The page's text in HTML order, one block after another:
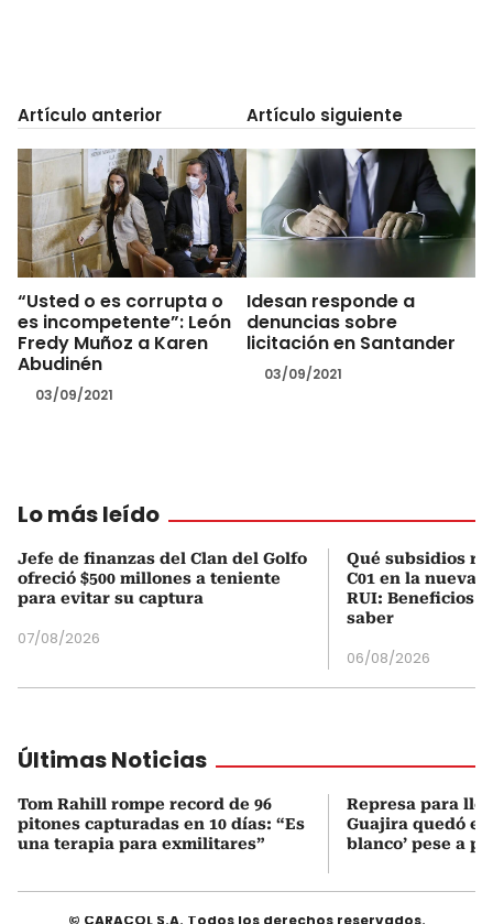
Artículo anterior
“Usted o es corrupta o
es incompetente”: León
Fredy Muñoz a Karen
Abudinén
03/09/2021
Artículo siguiente
Idesan responde a
denuncias sobre
licitación en Santander
03/09/2021
Lo más leído
Jefe de finanzas del Clan del Golfo
ofreció $500 millones a teniente
para evitar su captura
07/08/2026
Qué subsidios
C01 en la nueva
RUI: Beneficios
saber
06/08/2026
Últimas Noticias
Tom Rahill rompe record de 96
pitones capturadas en 10 días: “Es
una terapia para exmilitares”
Represa para
Guajira quedó en
blanco’ pese a
© CARACOL S.A. Todos los derechos reservados.